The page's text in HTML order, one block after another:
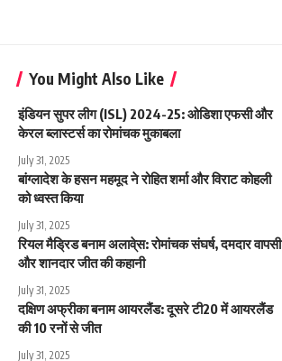
You Might Also Like
इंडियन सुपर लीग (ISL) 2024-25: ओडिशा एफसी और
केरल ब्लास्टर्स का रोमांचक मुकाबला
July 31, 2025
बांग्लादेश के हसन महमूद ने रोहित शर्मा और विराट कोहली
को ध्वस्त किया
July 31, 2025
रियल मैड्रिड बनाम अलावे्स: रोमांचक संघर्ष, दमदार वापसी
और शानदार जीत की कहानी
July 31, 2025
दक्षिण अफ्रीका बनाम आयरलैंड: दूसरे टी20 में आयरलैंड
की 10 रनों से जीत
July 31, 2025